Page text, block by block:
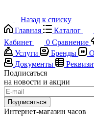
Назад к списку
Главная
Каталог
Кабинет
0 Сравнение
Услуги
Бренды
Документы
Подписаться
на новости и акции
Подписаться
Интернет-магазин часов